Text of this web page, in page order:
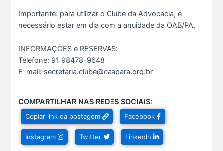
Importante: para utilizar o Clube da Advocacia, é
necessário estar em dia com a anuidade da OAB/PA.
INFORMAÇÕES e RESERVAS:
Telefone: 91 98478-9648
E-mail: secretaria.clube@caapara.org.br
COMPARTILHAR NAS REDES SOCIAIS:
Copiar link da postagem Facebook
Instagram Twitter LinkedIn
Neste sábado, dia 04 de julho, o Clube da Advocac s...
Cuidar da saúde mental é tão importante quanto s...
Hoje é um dia especial para celebrar a vida de qu s...
22 De Julho De 2026